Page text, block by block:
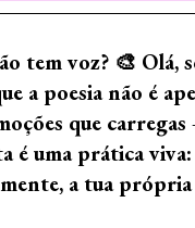
tem voz? 🎨 Olá,
a poesia não é
que
é uma prática
a tua própria